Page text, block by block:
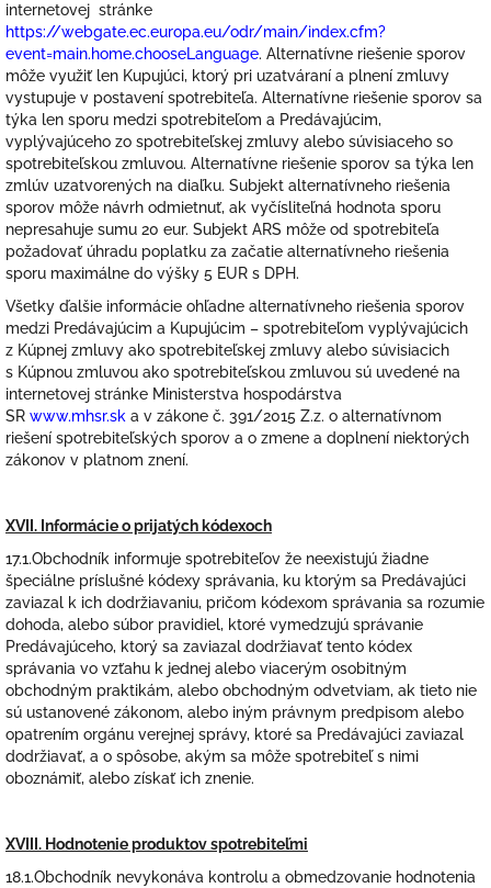
internetovej stránke
https://webgate.ec.europa.eu/odr/main/index.cfm?
event=main.home.chooseLanguage. Alternatívne riešenie sporov
môže využiť len Kupujúci, ktorý pri uzatváraní a plnení zmluvy
vystupuje v postavení spotrebiteľa. Alternatívne riešenie sporov sa
týka len sporu medzi spotrebiteľom a Predávajúcim,
vyplývajúceho zo spotrebiteľskej zmluvy alebo súvisiaceho so
spotrebiteľskou zmluvou. Alternatívne riešenie sporov sa týka len
zmlúv uzatvorených na diaľku. Subjekt alternatívneho riešenia
sporov môže návrh odmietnuť, ak vyčísliteľná hodnota sporu
nepresahuje sumu 20 eur. Subjekt ARS môže od spotrebiteľa
požadovať úhradu poplatku za začatie alternatívneho riešenia
sporu maximálne do výšky 5 EUR s DPH.
Všetky ďalšie informácie ohľadne alternatívneho riešenia sporov
medzi Predávajúcim a Kupujúcim – spotrebiteľom vyplývajúcich
z Kúpnej zmluvy ako spotrebiteľskej zmluvy alebo súvisiacich
s Kúpnou zmluvou ako spotrebiteľskou zmluvou sú uvedené na
internetovej stránke Ministerstva hospodárstva
SR www.mhsr.sk a v zákone č. 391/2015 Z.z. o alternatívnom
riešení spotrebiteľských sporov a o zmene a doplnení niektorých
zákonov v platnom znení.
XVII. Informácie o prijatých kódexoch
17.1.Obchodník informuje spotrebiteľov že neexistujú žiadne
špeciálne príslušné kódexy správania, ku ktorým sa Predávajúci
zaviazal k ich dodržiavaniu, pričom kódexom správania sa rozumie
dohoda, alebo súbor pravidiel, ktoré vymedzujú správanie
Predávajúceho, ktorý sa zaviazal dodržiavať tento kódex
správania vo vzťahu k jednej alebo viacerým osobitným
obchodným praktikám, alebo obchodným odvetviam, ak tieto nie
sú ustanovené zákonom, alebo iným právnym predpisom alebo
opatrením orgánu verejnej správy, ktoré sa Predávajúci zaviazal
dodržiavať, a o spôsobe, akým sa môže spotrebiteľ s nimi
oboznámiť, alebo získať ich znenie.
XVIII. Hodnotenie produktov spotrebiteľmi
18.1.Obchodník nevykonáva kontrolu a obmedzovanie hodnotenia